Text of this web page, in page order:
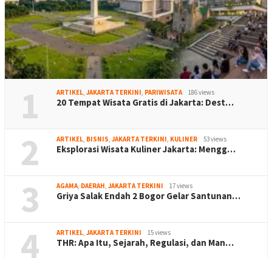
1 ARTIKEL, JAKARTA TERKINI, PARIWISATA 186 views
20 Tempat Wisata Gratis di Jakarta: Dest…
2 ARTIKEL, BISNIS, JAKARTA TERKINI, KULINER 53 views
Eksplorasi Wisata Kuliner Jakarta: Mengg…
3 AGAMA, DAERAH, JAKARTA TERKINI 17 views
Griya Salak Endah 2 Bogor Gelar Santunan…
4 ARTIKEL, JAKARTA TERKINI 15 views
THR: Apa Itu, Sejarah, Regulasi, dan Man…